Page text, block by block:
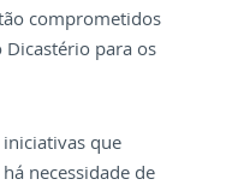
comprometidos
para os
iniciativas que
necessidade de